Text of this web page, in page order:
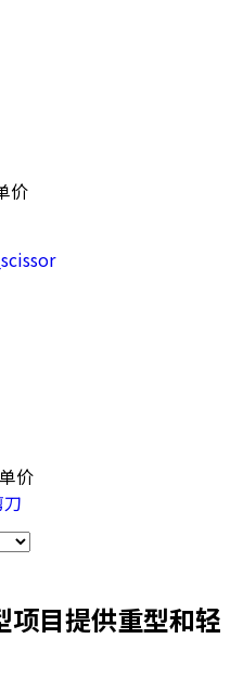
价
单价
项目提供重型和轻